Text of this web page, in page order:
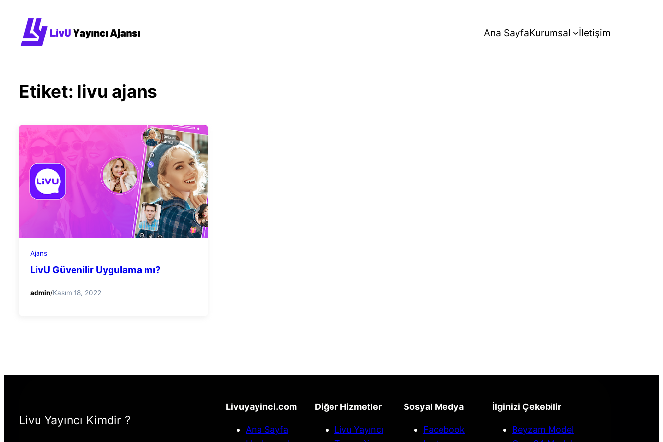
Ana SayfaKurumsal İletişim
Etiket: livu ajans
Ajans
LivU Güvenilir Uygulama mı?
admin/Kasım 18, 2022
Livu Yayıncı Kimdir ?
Livuyayinci.com
Ana Sayfa
Diğer Hizmetler
Livu Yayıncı
Sosyal Medya
Facebook
İlginizi Çekebilir
Beyzam Model